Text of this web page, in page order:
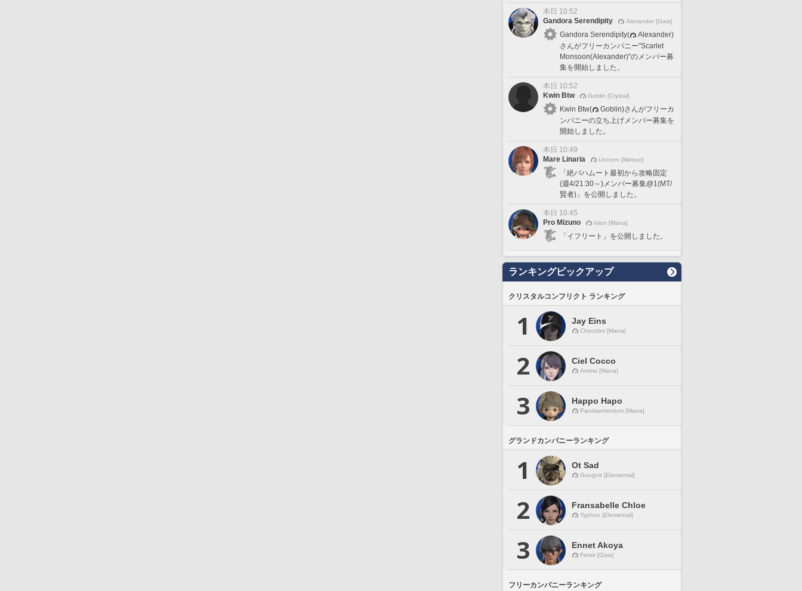
本日 10:52
Gandora Serendipity
Alexander [Gaia]
Gandora Serendipity(
Alexander)
さんがフリーカンパニー"Scarlet
Monsoon(Alexander)"のメンバー募
集を開始しました。
本日 10:52
Kwin Btw
Goblin [Crystal]
Kwin Btw(
Goblin)さんがフリーカ
ンパニーの立ち上げメンバー募集を
開始しました。
本日 10:49
Mare Linaria
Unicorn [Meteor]
「絶バハムート最初から攻略固定
(週4/21:30～)メンバー募集@1(MT/
賢者)」を公開しました。
本日 10:45
Pro Mizuno
Ixion [Mana]
「イフリート」を公開しました。
ランキングピックアップ
クリスタルコンフリクト ランキング
1 Jay Eins
Chocobo [Mana]
2 Ciel Cocco
Anima [Mana]
3 Happo Hapo
Pandaemonium [Mana]
グランドカンパニーランキング
1 Ot Sad
Gungnir [Elemental]
2 Fransabelle Chloe
Typhon [Elemental]
3 Ennet Akoya
Fenrir [Gaia]
フリーカンパニーランキング